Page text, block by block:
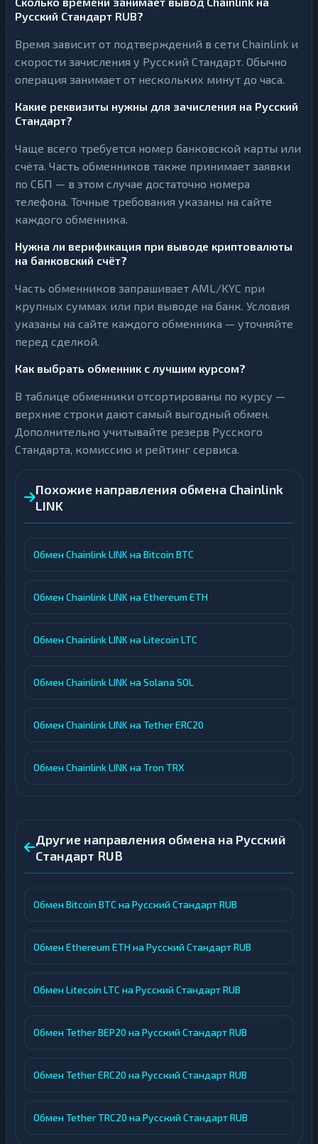
Русский Стандарт RUB?
Время зависит от подтверждений в сети Chainlink и
скорости зачисления у Русский Стандарт. Обычно
операция занимает от нескольких минут до часа.
Какие реквизиты нужны для зачисления на Русский
Стандарт?
Чаще всего требуется номер банковской карты или
счёта. Часть обменников также принимает заявки
по СБП — в этом случае достаточно номера
телефона. Точные требования указаны на сайте
каждого обменника.
Нужна ли верификация при выводе криптовалюты
на банковский счёт?
Часть обменников запрашивает AML/KYC при
крупных суммах или при выводе на банк. Условия
указаны на сайте каждого обменника — уточняйте
перед сделкой.
Как выбрать обменник с лучшим курсом?
В таблице обменники отсортированы по курсу —
верхние строки дают самый выгодный обмен.
Дополнительно учитывайте резерв Русского
Стандарта, комиссию и рейтинг сервиса.
Похожие направления обмена Chainlink
LINK
Обмен Chainlink LINK на Bitcoin BTC
Обмен Chainlink LINK на Ethereum ETH
Обмен Chainlink LINK на Litecoin LTC
Обмен Chainlink LINK на Solana SOL
Обмен Chainlink LINK на Tether ERC20
Обмен Chainlink LINK на Tron TRX
Другие направления обмена на Русский
Стандарт RUB
Обмен Bitcoin BTC на Русский Стандарт RUB
Обмен Ethereum ETH на Русский Стандарт RUB
Обмен Litecoin LTC на Русский Стандарт RUB
Обмен Tether BEP20 на Русский Стандарт RUB
Обмен Tether ERC20 на Русский Стандарт RUB
Обмен Tether TRC20 на Русский Стандарт RUB